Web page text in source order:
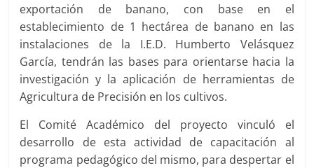
exportación de banano, con base en el
establecimiento de 1 hectárea de banano en las
instalaciones de la I.E.D. Humberto Velásquez
García, tendrán las bases para orientarse hacia la
investigación y la aplicación de herramientas de
Agricultura de Precisión en los cultivos.
El Comité Académico del proyecto vinculó el
desarrollo de esta actividad de capacitación al
programa pedagógico del mismo, para despertar el